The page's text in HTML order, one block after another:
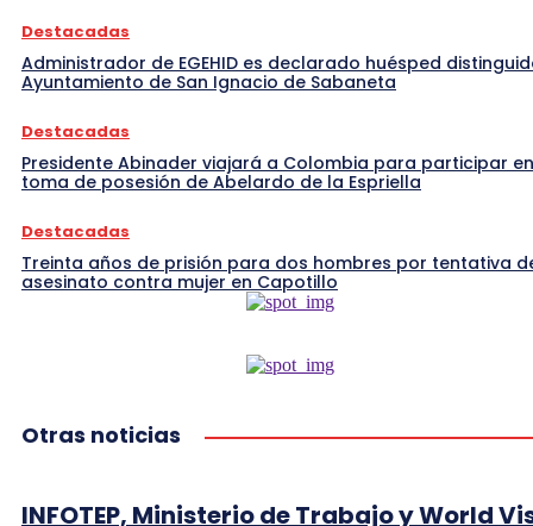
Destacadas
Administrador de EGEHID es declarado huésped
Ayuntamiento de San Ignacio de Sabaneta
Destacadas
Presidente Abinader viajará a Colombia para participar
toma de posesión de Abelardo de la Espriella
Destacadas
Treinta años de prisión para dos hombres por tentativa
asesinato contra mujer en Capotillo
Otras noticias
INFOTEP, Ministerio de Trabajo y World